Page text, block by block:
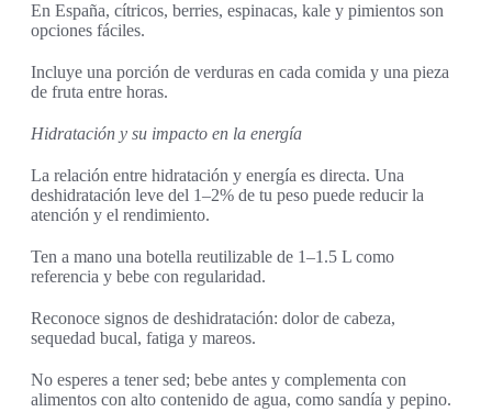
En España, cítricos, berries, espinacas, kale y pimientos son
opciones fáciles.
Incluye una porción de verduras en cada comida y una pieza
de fruta entre horas.
Hidratación y su impacto en la energía
La relación entre hidratación y energía es directa. Una
deshidratación leve del 1–2% de tu peso puede reducir la
atención y el rendimiento.
Ten a mano una botella reutilizable de 1–1.5 L como
referencia y bebe con regularidad.
Reconoce signos de deshidratación: dolor de cabeza,
sequedad bucal, fatiga y mareos.
No esperes a tener sed; bebe antes y complementa con
alimentos con alto contenido de agua, como sandía y pepino.